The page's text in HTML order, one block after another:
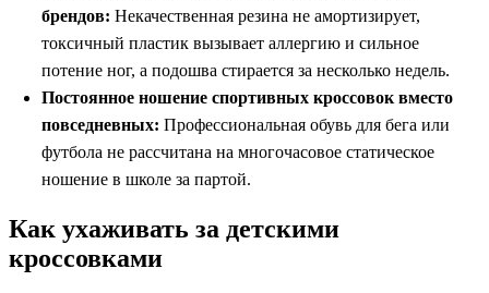
брендов: Некачественная резина не амортизирует,
токсичный пластик вызывает аллергию и сильное
потение ног, а подошва стирается за несколько недель.
Постоянное ношение спортивных кроссовок вместо
повседневных: Профессиональная обувь для бега или
футбола не рассчитана на многочасовое статическое
ношение в школе за партой.
Как ухаживать за детскими
кроссовками